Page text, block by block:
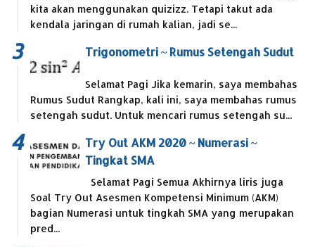
kita akan menggunakan quizizz. Tetapi takut ada
kendala jaringan di rumah kalian, jadi se...
Trigonometri ~ Rumus Setengah Sudut
Selamat Pagi Jika kemarin, saya membahas
Rumus Sudut Rangkap, kali ini, saya membahas rumus
setengah sudut. Untuk mencari rumus setengah su...
Try Out AKM 2020 ~ Numerasi ~
Tingkat SMA
Selamat Pagi Semua Akhirnya liris juga
Soal Try Out Asesmen Kompetensi Minimum (AKM)
bagian Numerasi untuk tingkah SMA yang merupakan
pred...